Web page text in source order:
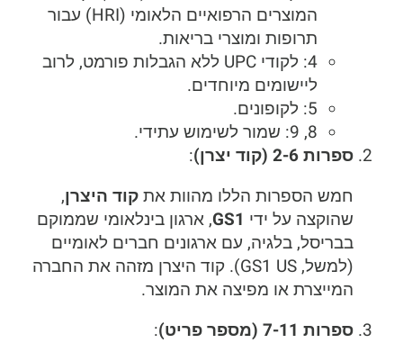
המוצרים הרפואיים הלאומי (HRI) עבור
תרופות ומוצרי בריאות.
4: לקודי UPC ללא הגבלות פורמט, לרוב
ליישומים מיוחדים.
5: לקופונים.
8, 9: שמור לשימוש עתידי.
ספרות 2-6 (קוד יצרן)
:
חמש הספרות הללו מהוות את קוד היצרן,
שהוקצה על ידי GS1, ארגון בינלאומי שממוקם
בבריסל, בלגיה, עם ארגונים חברים לאומיים
(למשל, GS1 US). קוד היצרן מזהה את החברה
המייצרת או מפיצה את המוצר.
ספרות 7-11 (מספר פריט)
: